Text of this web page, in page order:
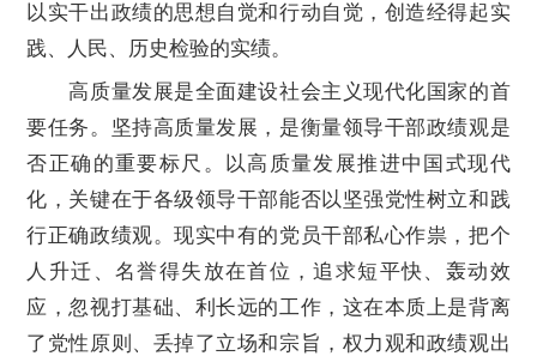
以实干出政绩的思想自觉和行动自觉，创造经得起实
践、人民、历史检验的实绩。
高质量发展是全面建设社会主义现代化国家的首
要任务。坚持高质量发展，是衡量领导干部政绩观是
否正确的重要标尺。以高质量发展推进中国式现代
化，关键在于各级领导干部能否以坚强党性树立和践
行正确政绩观。现实中有的党员干部私心作祟，把个
人升迁、名誉得失放在首位，追求短平快、轰动效
应，忽视打基础、利长远的工作，这在本质上是背离
了党性原则、丢掉了立场和宗旨，权力观和政绩观出